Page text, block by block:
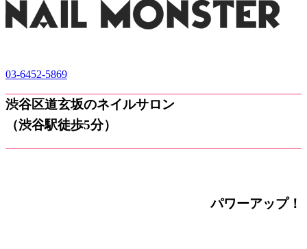
03-6452-5869
渋谷区道玄坂のネイルサロン
（渋谷駅徒歩5分）
パワーアップ！